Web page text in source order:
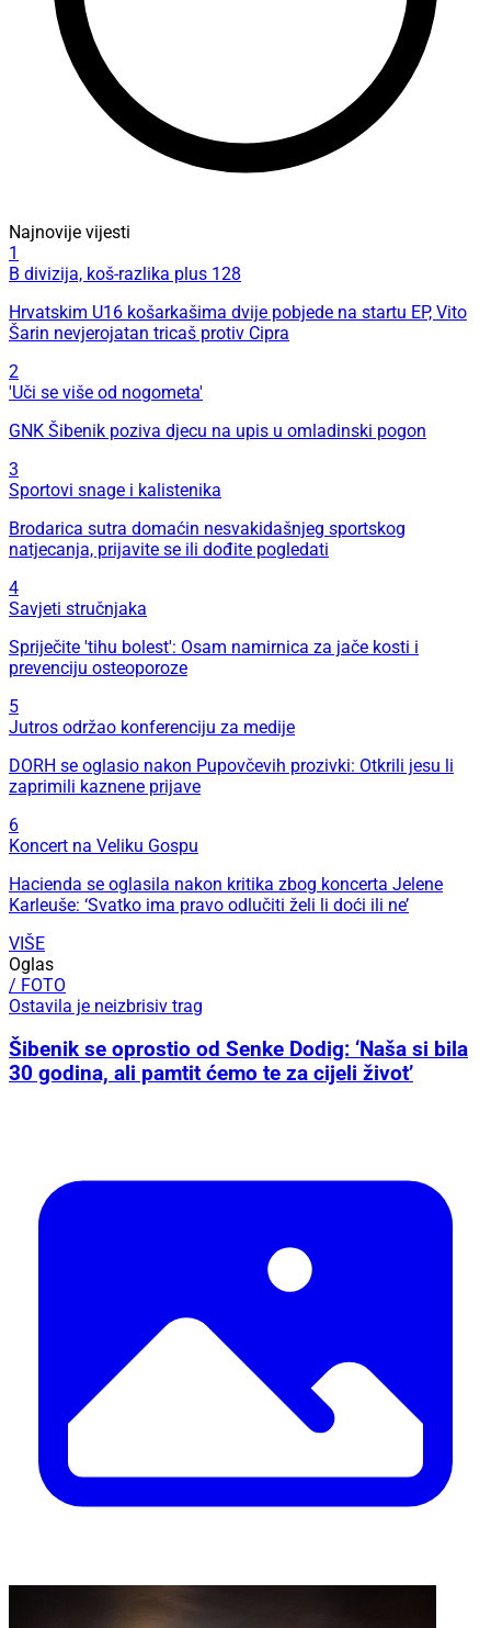
Najnovije vijesti
1
B divizija, koš-razlika plus 128
Hrvatskim U16 košarkašima dvije pobjede na startu EP, Vito
Šarin nevjerojatan tricaš protiv Cipra
2
'Uči se više od nogometa'
GNK Šibenik poziva djecu na upis u omladinski pogon
3
Sportovi snage i kalistenika
Brodarica sutra domaćin nesvakidašnjeg sportskog
natjecanja, prijavite se ili dođite pogledati
4
Savjeti stručnjaka
Spriječite 'tihu bolest': Osam namirnica za jače kosti i
prevenciju osteoporoze
5
Jutros održao konferenciju za medije
DORH se oglasio nakon Pupovčevih prozivki: Otkrili jesu li
zaprimili kaznene prijave
6
Koncert na Veliku Gospu
Hacienda se oglasila nakon kritika zbog koncerta Jelene
Karleuše: ‘Svatko ima pravo odlučiti želi li doći ili ne’
VIŠE
Oglas
/ FOTO
Ostavila je neizbrisiv trag
Šibenik se oprostio od Senke Dodig: ‘Naša si bila
30 godina, ali pamtit ćemo te za cijeli život’